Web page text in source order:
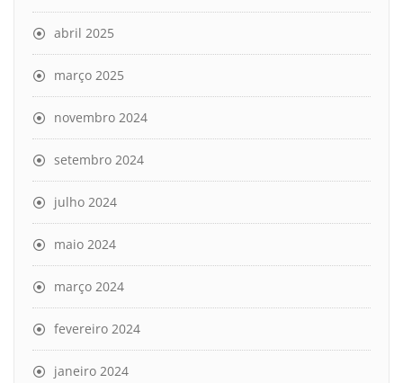
abril 2025
março 2025
novembro 2024
setembro 2024
julho 2024
maio 2024
março 2024
fevereiro 2024
janeiro 2024